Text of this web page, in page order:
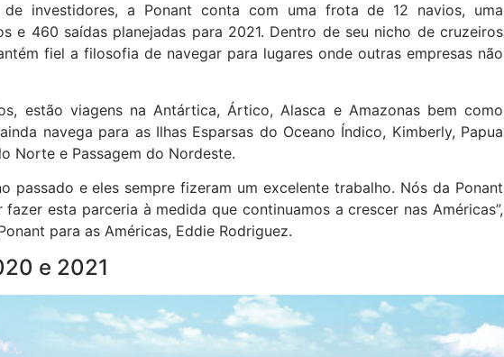
investidores, a Ponant conta com uma frota de 12 navios, uma
e 460 saídas planejadas para 2021. Dentro de seu nicho de cruzeiros
fiel a filosofia de navegar para lugares onde outras empresas não
estão viagens na Antártica, Ártico, Alasca e Amazonas bem como
navega para as Ilhas Esparsas do Oceano Índico, Kimberly, Papua
Norte e Passagem do Nordeste.
passado e eles sempre fizeram um excelente trabalho. Nós da Ponant
esta parceria à medida que continuamos a crescer nas Américas”,
para as Américas, Eddie Rodriguez.
e 2021